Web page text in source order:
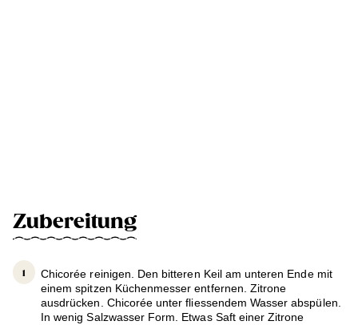
Zubereitung
Chicorée reinigen. Den bitteren Keil am unteren Ende mit
einem spitzen Küchenmesser entfernen. Zitrone
ausdrücken. Chicorée unter fliessendem Wasser abspülen.
In wenig Salzwasser Form. Etwas Saft einer Zitrone